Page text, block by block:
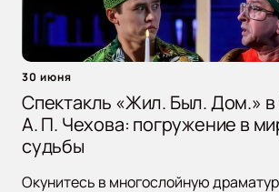
30 июня
Спектакль «Жил. Был. Дом.»
А. П. Чехова: погружение в
судьбы
Окунитесь в многослойную